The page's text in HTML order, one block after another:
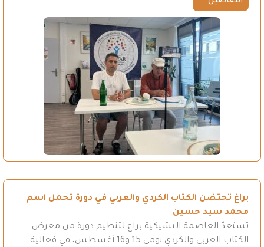
براغ تحتضن الكتاب الكردي والعربي في دورة تحمل اسم
محمد سيد حسين
تستعدّ العاصمة التشيكية براغ لتنظيم دورة من معرض
الكتاب العربي والكردي يومي 15 و16 أغسطس، في فعالية